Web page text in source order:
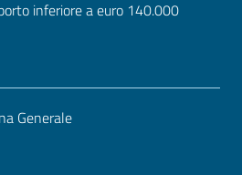
inferiore a euro 140.000
Generale